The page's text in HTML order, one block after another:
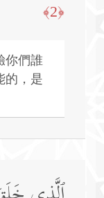
﴿2﴾
你們誰
的，是